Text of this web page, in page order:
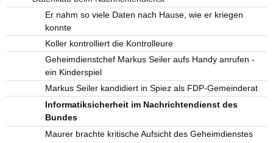
Er nahm so viele Daten nach Hause, wie er kriegen
konnte
Koller kontrolliert die Kontrolleure
Geheimdienstchef Markus Seiler aufs Handy anrufen -
ein Kinderspiel
Markus Seiler kandidiert in Spiez als FDP-Gemeinderat
Informatiksicherheit im Nachrichtendienst des
Bundes
Maurer brachte kritische Aufsicht des Geheimdienstes